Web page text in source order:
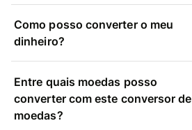
Como posso converter o meu
dinheiro?
Entre quais moedas posso
converter com este conversor de
moedas?